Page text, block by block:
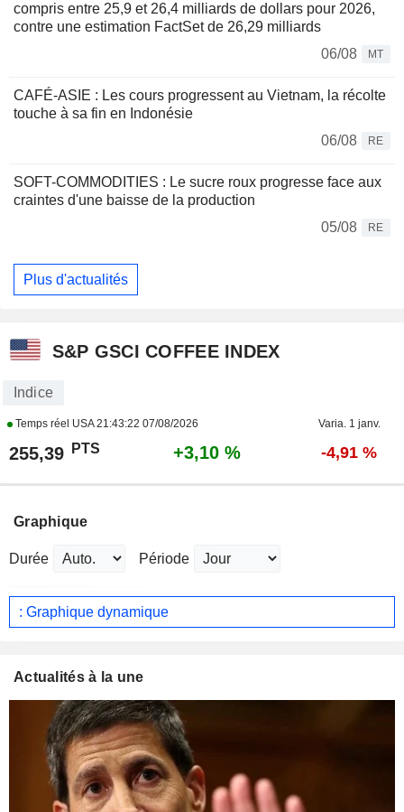
compris entre 25,9 et 26,4 milliards de dollars pour 2026,
contre une estimation FactSet de 26,29 milliards
06/08
MT
CAFÉ-ASIE : Les cours progressent au Vietnam, la récolte
touche à sa fin en Indonésie
06/08
RE
SOFT-COMMODITIES : Le sucre roux progresse face aux
craintes d'une baisse de la production
05/08
RE
Plus d'actualités
S&P GSCI COFFEE INDEX
Indice
Temps réel USA21:43:22 07/08/2026 Varia. 1 janv.
255,39 PTS +3,10 % -4,91 %
Graphique
Durée Période
: Graphique dynamique
Actualités à la une